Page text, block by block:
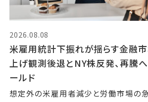
2026.08.08
米雇用統計下振れが揺らす金融
上げ観測後退とNY株反発、再騰
ールド
想定外の米雇用者減少と労働市場の